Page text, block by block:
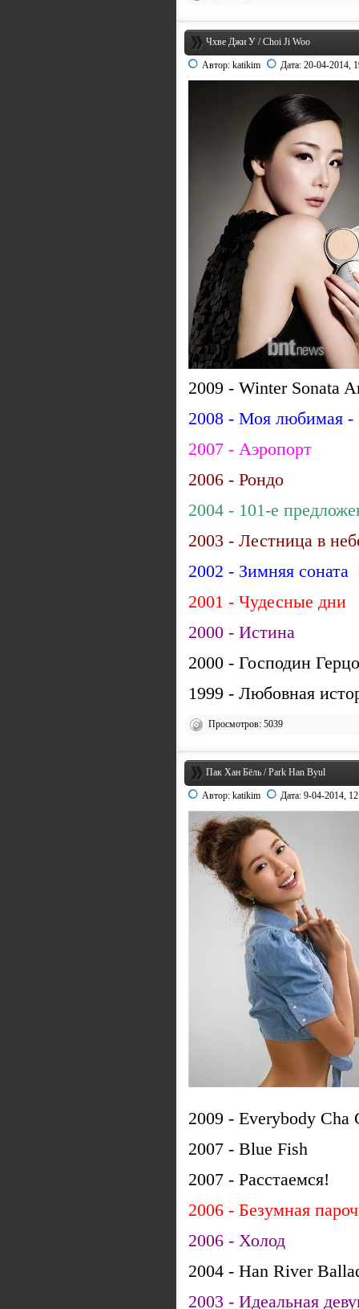
Чхве Джи У / Choi Ji Woo
Автор: katikim Дата: 20-04-2014,
2009 - Winter Sonata
2008 - Моя любимая -
2007 - Аэропорт
2006 - Рондо
2004 - 101-е
2003 - Лестница в
2002 - Зимняя соната
2001 - Чудесные дни
2000 - Истина
2000 - Господин
1999 - Любовная
Просмотров: 5039
Пак Хан Бёль / Park Han Byul
Автор: katikim Дата: 9-04-2014,
2009 - Everybody Cha
2007 - Blue Fish
2007 - Расстаемся!
2006 - Безумная
2006 - Холод
2004 - Han River
2003 - Идеальная